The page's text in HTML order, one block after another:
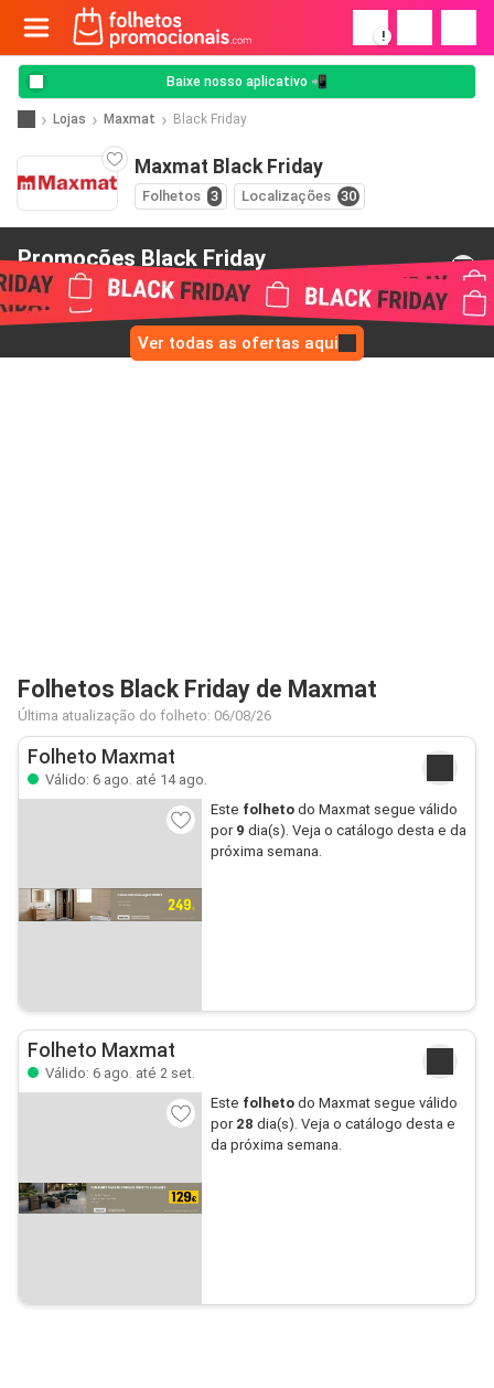
!
Baixe nosso aplicativo 📲
Lojas Maxmat Black Friday
Maxmat Black Friday
Folhetos 3 Localizações 30
Promoções Black Friday
de Maxmat
Ver todas as ofertas aqui
Folhetos Black Friday de Maxmat
Última atualização do folheto: 06/08/26
Folheto Maxmat
Válido: 6 ago. até 14 ago.
Este folhetodo Maxmat segue válido
por 9 dia(s). Veja o catálogo desta e da
próxima semana.
Folheto Maxmat
Válido: 6 ago. até 2 set.
Este folhetodo Maxmat segue válido
por 28 dia(s). Veja o catálogo desta e
da próxima semana.